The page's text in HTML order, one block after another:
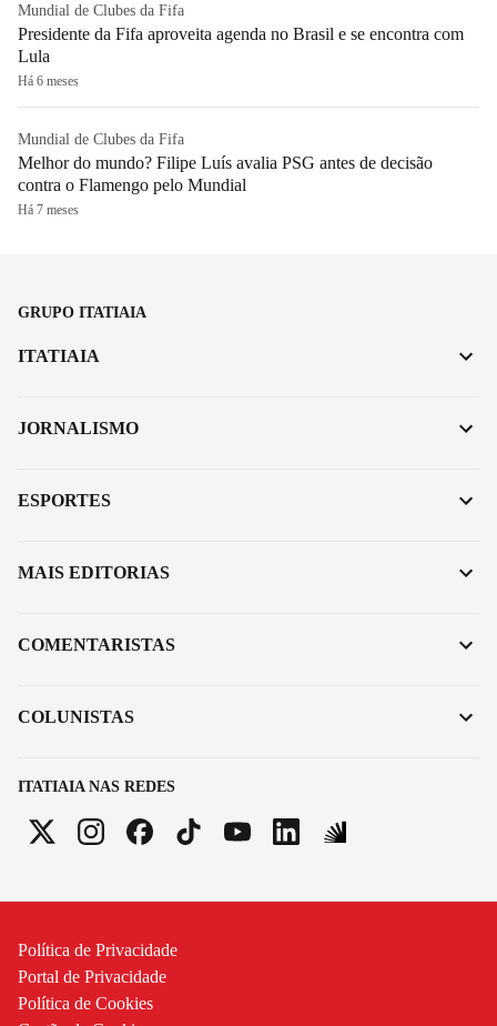
Mundial de Clubes da Fifa
Presidente da Fifa aproveita agenda no Brasil e se encontra com
Lula
Há 6 meses
Mundial de Clubes da Fifa
Melhor do mundo? Filipe Luís avalia PSG antes de decisão
contra o Flamengo pelo Mundial
Há 7 meses
GRUPO ITATIAIA
ITATIAIA NAS REDES
ITATIAIA
JORNALISMO
ESPORTES
MAIS EDITORIAS
COMENTARISTAS
COLUNISTAS
Política de Privacidade
Portal de Privacidade
Política de Cookies